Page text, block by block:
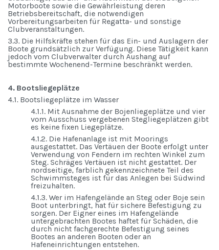
Motorboote sowie die Gewährleistung deren
Betriebsbereitschaft, die notwendigen
Vorbereitungsarbeiten für Regatta- und sonstige
Clubveranstaltungen.
3.3. Die Hilfskräfte stehen für das Ein- und Auslagern der
Boote grundsätzlich zur Verfügung. Diese Tätigkeit kann
jedoch vom Clubverwalter durch Aushang auf
bestimmte Wochenend-Termine beschränkt werden.
4. Bootsliegeplätze
4.1. Bootsliegeplätze im Wasser
4.1.1. Mit Ausnahme der Bojenliegeplätze und vier
vom Ausschuss vergebenen Stegliegeplätzen gibt
es keine fixen Liegeplätze.
4.1.2. Die Hafenanlage ist mit Moorings
ausgestattet. Das Vertäuen der Boote erfolgt unter
Verwendung von Fendern im rechten Winkel zum
Steg. Schräges Vertäuen ist nicht gestattet. Der
nordseitige, farblich gekennzeichnete Teil des
Schwimmsteges ist für das Anlegen bei Südwind
freizuhalten.
4.1.3. Wer im Hafengelände an Steg oder Boje sein
Boot unterbringt, hat für sichere Befestigung zu
sorgen. Der Eigner eines im Hafengelände
untergebrachten Bootes haftet für Schäden, die
durch nicht fachgerechte Befestigung seines
Bootes an anderen Booten oder an
Hafeneinrichtungen entstehen.